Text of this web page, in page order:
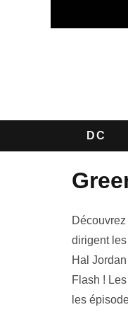
DC
dirigent
Hal
Flash !
les